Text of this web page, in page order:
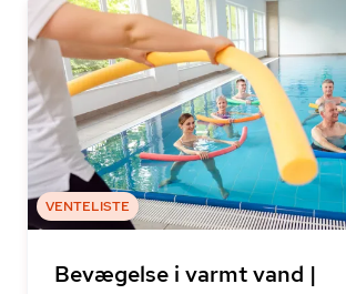
VENTELISTE
Bevægelse i varmt vand |